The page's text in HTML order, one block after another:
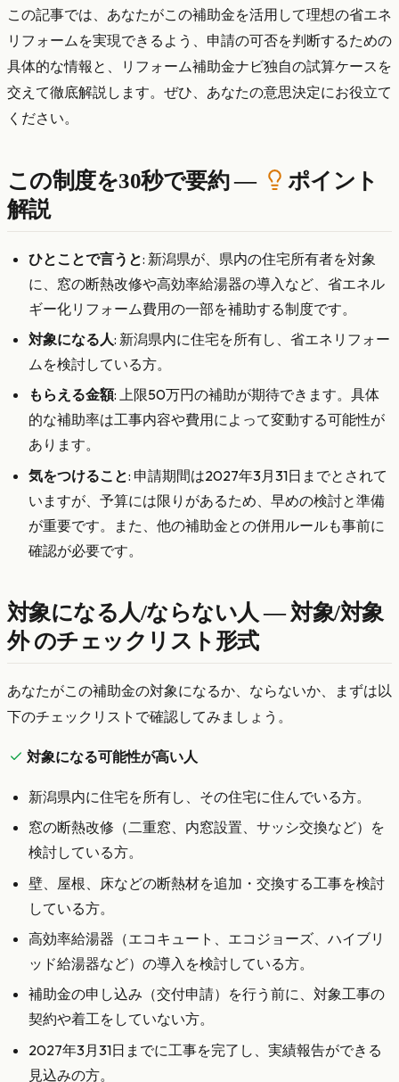
この記事では、あなたがこの補助金を活用して理想の省エネ
リフォームを実現できるよう、申請の可否を判断するための
具体的な情報と、リフォーム補助金ナビ独自の試算ケースを
交えて徹底解説します。ぜひ、あなたの意思決定にお役立て
ください。
この制度を30秒で要約 —
ポイント
解説
ひとことで言うと: 新潟県が、県内の住宅所有者を対象
に、窓の断熱改修や高効率給湯器の導入など、省エネル
ギー化リフォーム費用の一部を補助する制度です。
対象になる人: 新潟県内に住宅を所有し、省エネリフォー
ムを検討している方。
もらえる金額: 上限50万円の補助が期待できます。具体
的な補助率は工事内容や費用によって変動する可能性が
あります。
気をつけること: 申請期間は2027年3月31日までとされて
いますが、予算には限りがあるため、早めの検討と準備
が重要です。また、他の補助金との併用ルールも事前に
確認が必要です。
対象になる人/ならない人 — 対象/対象
外 のチェックリスト形式
あなたがこの補助金の対象になるか、ならないか、まずは以
下のチェックリストで確認してみましょう。
対象になる可能性が高い人
新潟県内に住宅を所有し、その住宅に住んでいる方。
窓の断熱改修（二重窓、内窓設置、サッシ交換など）を
検討している方。
壁、屋根、床などの断熱材を追加・交換する工事を検討
している方。
高効率給湯器（エコキュート、エコジョーズ、ハイブリ
ッド給湯器など）の導入を検討している方。
補助金の申し込み（交付申請）を行う前に、対象工事の
契約や着工をしていない方。
2027年3月31日までに工事を完了し、実績報告ができる
見込みの方。